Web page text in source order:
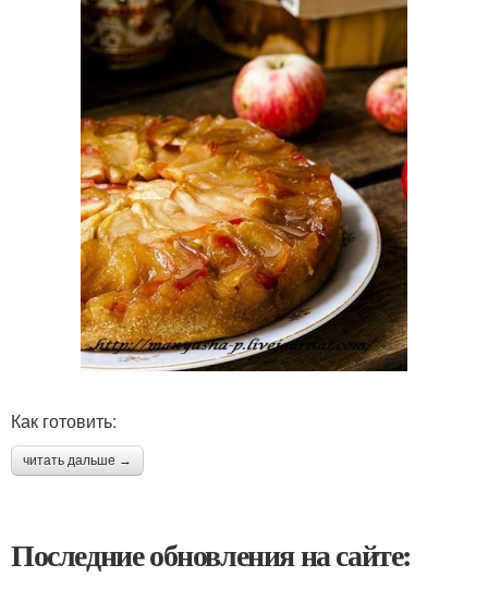
Как готовить:
читать дальше →
Последние обновления на сайте: